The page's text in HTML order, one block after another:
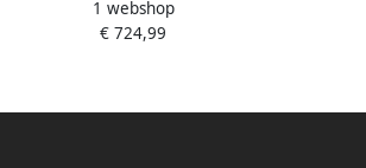
Luxe koelvitrine 120 liter
230V RVS INOX
1 webshop
€ 724,99